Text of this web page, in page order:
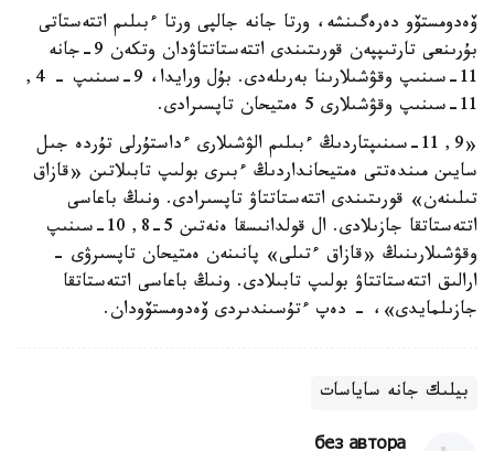
ۆەدومستۆو دەرەگىنشە، ورتا جانە جالپى ورتا ءبىلىم اتتەستاتى
بۇرىنعى تارتىپپەن قورىتىندى اتتەستاتتاۋدان وتكەن 9-جانە
11-سىنىپ وقۋشىلارىنا بەرىلەدى. بۇل ورايدا، 9-سىنىپ - 4,
11-سىنىپ وقۋشىلارى 5 ەمتيحان تاپسىرادى.
«9, 11-سىنىپتاردىڭ ءبىلىم الۋشىلارى ءداستۇرلى تۇردە جىل
سايىن مىندەتتى ەمتيحانداردىڭ ءبىرى بولىپ تابىلاتىن «قازاق
تىلىنەن» قورىتىندى اتتەستاتتاۋ تاپسىرادى. ونىڭ باعاسى
اتتەستاتقا جازىلادى. ال قولدانىسقا ەنەتىن 5-8, 10-سىنىپ
وقۋشىلارىنىڭ «قازاق ءتىلى» پانىنەن ەمتيحان تاپسىرۋى -
ارالىق اتتەستاتتاۋ بولىپ تابىلادى. ونىڭ باعاسى اتتەستاتقا
جازىلمايدى»، - دەپ ءتۇسىندىردى ۆەدومستۆودان.
بيلىك جانە ساياسات